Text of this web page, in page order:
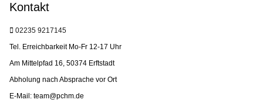
Kontakt
02235 9217145
Tel. Erreichbarkeit Mo-Fr 12-17 Uhr
Am Mittelpfad 16, 50374 Erftstadt
Abholung nach Absprache vor Ort
E-Mail: team@pchm.de